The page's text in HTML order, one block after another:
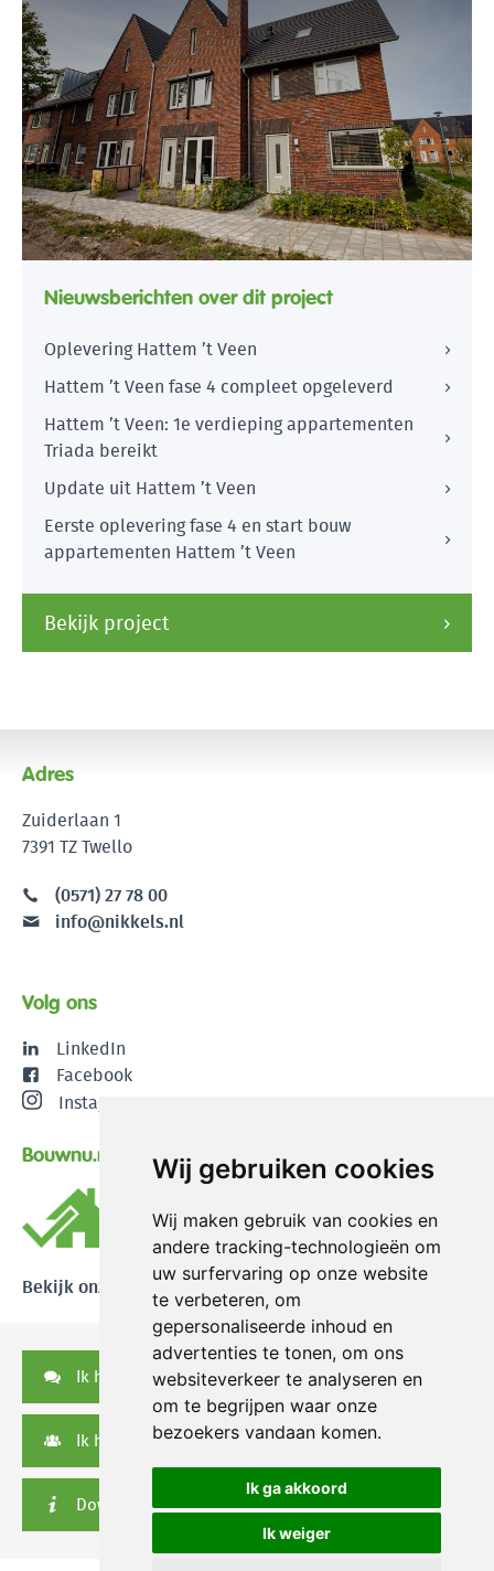
Wij gebruiken cookies
Wij maken gebruik van cookies en
andere tracking-technologieën om
uw surfervaring op onze website
te verbeteren, om
gepersonaliseerde inhoud en
advertenties te tonen, om ons
websiteverkeer te analyseren en
om te begrijpen waar onze
bezoekers vandaan komen.
Ik ga akkoord
Ik weiger
Nieuwsberichten over dit project
Oplevering Hattem ’t Veen
Hattem ’t Veen fase 4 compleet opgeleverd
Hattem ’t Veen: 1e verdieping appartementen
Triada bereikt
Update uit Hattem ’t Veen
Eerste oplevering fase 4 en start bouw
appartementen Hattem ’t Veen
Bekijk project
Adres
Zuiderlaan 1
7391 TZ Twello
(0571) 27 78 00
info@nikkels.nl
Volg ons
LinkedIn
Facebook
Instagram
Bouwnu.nl
Bekijk onze reviews
Ik heb een vraag
Ik heb een serviceverzoek
Downloads